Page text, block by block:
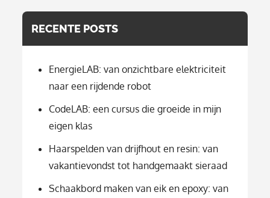
RECENTE POSTS
EnergieLAB: van onzichtbare elektriciteit
naar een rijdende robot
CodeLAB: een cursus die groeide in mijn
eigen klas
Haarspelden van drijfhout en resin: van
vakantievondst tot handgemaakt sieraad
Schaakbord maken van eik en epoxy: van